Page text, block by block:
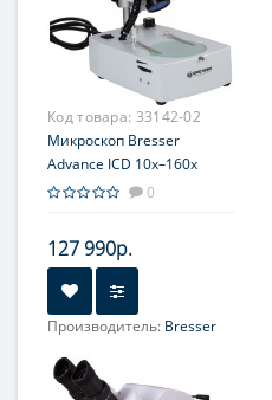
Код товара: 33142-02
Микроскоп Bresser
Advance ICD 10x–160x
0
127 990р.
Производитель: Bresser
Увеличение, крат:10; 20;